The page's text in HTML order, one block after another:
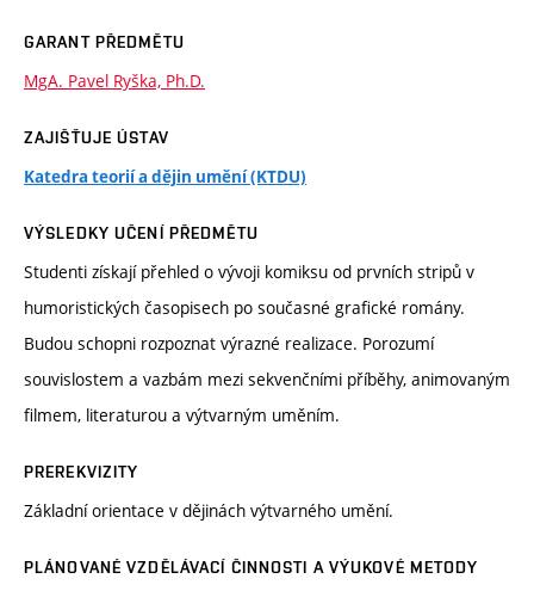
GARANT PŘEDMĚTU
MgA. Pavel Ryška, Ph.D.
ZAJIŠŤUJE ÚSTAV
Katedra teorií a dějin umění (KTDU)
VÝSLEDKY UČENÍ PŘEDMĚTU
Studenti získají přehled o vývoji komiksu od prvních stripů v
humoristických časopisech po současné grafické romány.
Budou schopni rozpoznat výrazné realizace. Porozumí
souvislostem a vazbám mezi sekvenčními příběhy, animovaným
filmem, literaturou a výtvarným uměním.
PREREKVIZITY
Základní orientace v dějinách výtvarného umění.
PLÁNOVANÉ VZDĚLÁVACÍ ČINNOSTI A VÝUKOVÉ METODY